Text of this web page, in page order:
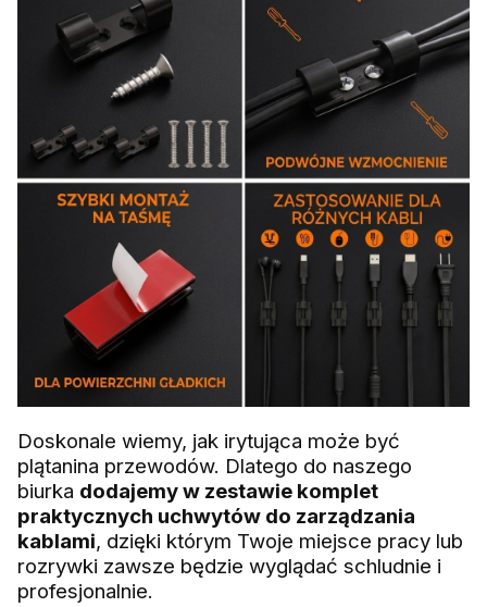
Doskonale wiemy, jak irytująca może być
plątanina przewodów. Dlatego do naszego
biurka dodajemy w zestawie komplet
praktycznych uchwytów do zarządzania
kablami, dzięki którym Twoje miejsce pracy lub
rozrywki zawsze będzie wyglądać schludnie i
profesjonalnie.